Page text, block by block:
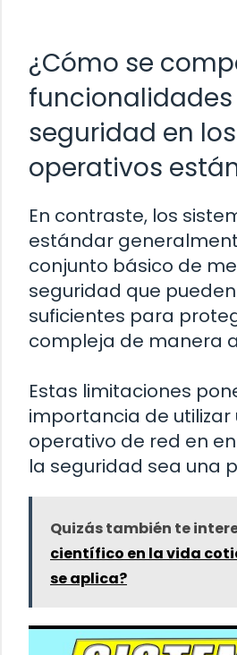
¿Cómo se
seguridad en
operativos
En contraste, los
estándar
conjunto básico de
seguridad que
suficientes para
compleja de manera
Estas limitaciones
importancia de utilizar
operativo de red en
la seguridad sea una
Quizás también te
científico en la vida
se aplica?